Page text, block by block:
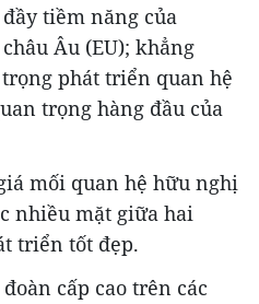
tiềm năng của
Âu (EU); khẳng
phát triển quan hệ
trọng hàng đầu của
mối quan hệ hữu nghị
nhiều mặt giữa hai
triển tốt đẹp.
cấp cao trên các